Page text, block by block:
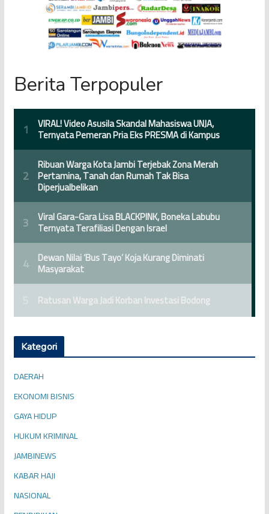
Berita Terpopuler
Kategori
DAERAH
EKONOMI BISNIS
GAYA HIDUP
HUKUM KRIMINAL
JAMBINEWS
KABAR HAJI
NASIONAL